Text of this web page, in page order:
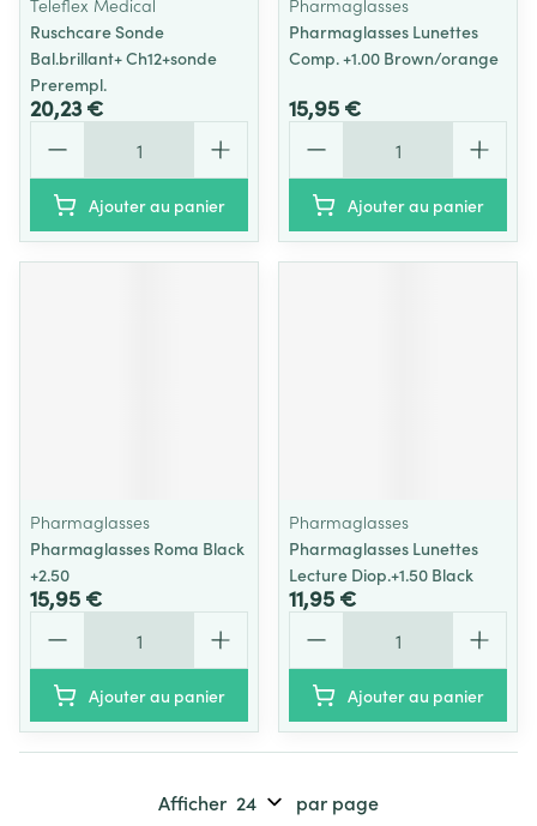
Teleflex Medical
Ruschcare Sonde
Bal.brillant+ Ch12+sonde
Prerempl.
20,23 €
Ajouter au panier
Pharmaglasses
Pharmaglasses Lunettes
Comp. +1.00 Brown/orange
15,95 €
Ajouter au panier
Pharmaglasses
Pharmaglasses Roma Black
+2.50
15,95 €
Ajouter au panier
Pharmaglasses
Pharmaglasses Lunettes
Lecture Diop.+1.50 Black
11,95 €
Ajouter au panier
Afficher par page